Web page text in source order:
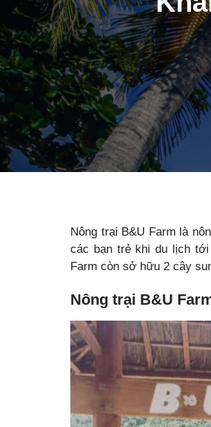
Nông trại B&U Farm là
các bạn trẻ khi du lịch
Farm còn sở hữu 2 cây
Nông trại B&U